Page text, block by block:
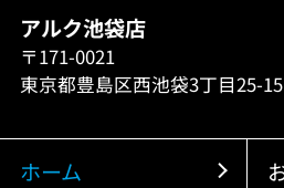
アルク池袋店
〒171-0021
東京都豊島区西池袋3丁目25-
ホーム